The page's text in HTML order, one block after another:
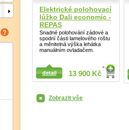
Elektrické polohovací
lůžko Dali economic -
REPAS
Snadné polohování zádové a
spodní části lamelového roštu
a měnitelná výška lehátka
manuálním ovladačem.
13 900 Kč
detail
Detail
Zobrazit vše